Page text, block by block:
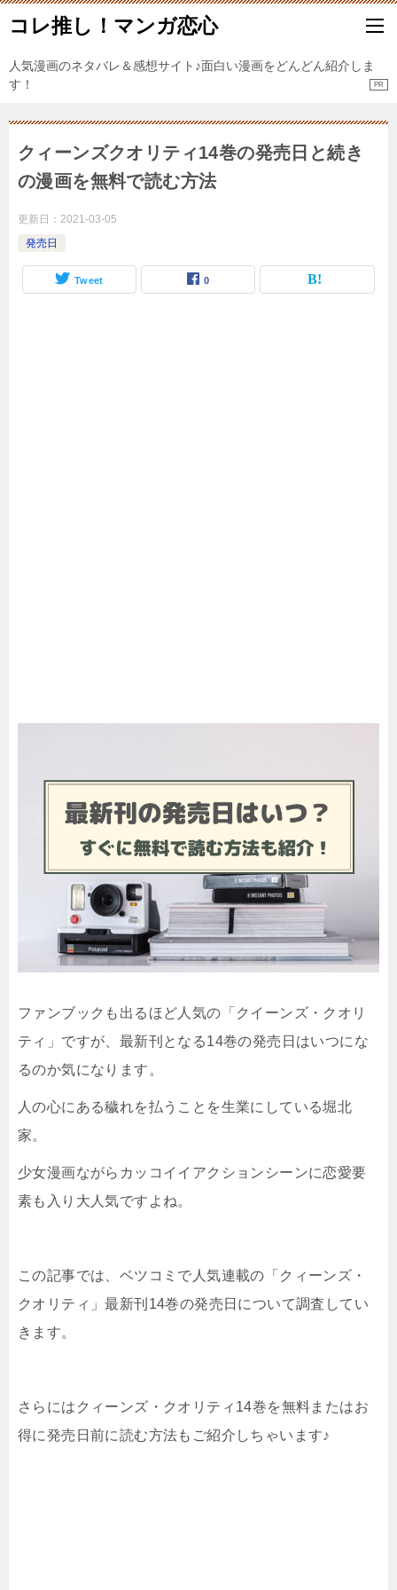
コレ推し！マンガ恋心
人気漫画のネタバレ＆感想サイト♪面白い漫画をどんどん紹介しま
す！
クィーンズクオリティ14巻の発売日と続き
の漫画を無料で読む方法
更新日： 2021-03-05
発売日
Tweet 0
ファンブックも出るほど人気の「クイーンズ・クオリ
ティ」ですが、最新刊となる14巻の発売日はいつにな
るのか気になります。
人の心にある穢れを払うことを生業にしている堀北
家。
少女漫画ながらカッコイイアクションシーンに恋愛要
素も入り大人気ですよね。
この記事では、ベツコミで人気連載の「クィーンズ・
クオリティ」最新刊14巻の発売日について調査してい
きます。
さらにはクィーンズ・クオリティ14巻を無料またはお
得に発売日前に読む方法もご紹介しちゃいます♪